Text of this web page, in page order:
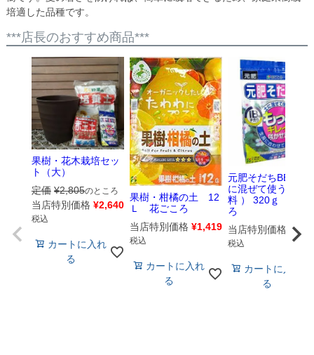
培適した品種です。
***店長のおすすめ商品***
果樹・花木栽培セッ
ト（大）
定価 ¥2,805のところ
当店特別価格 ¥2,640
税込
カートに入れ
る
果樹・柑橘の土 12
Ｌ 花ごころ
当店特別価格 ¥1,419
税込
カートに入れ
る
元肥そだちBB （
に混ぜて使う基本
料 ） 320ｇ 花ご
ろ
当店特別価格
¥583
税込
カートに入れ
る